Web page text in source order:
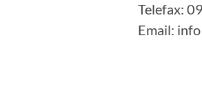
Telefax:
Email: